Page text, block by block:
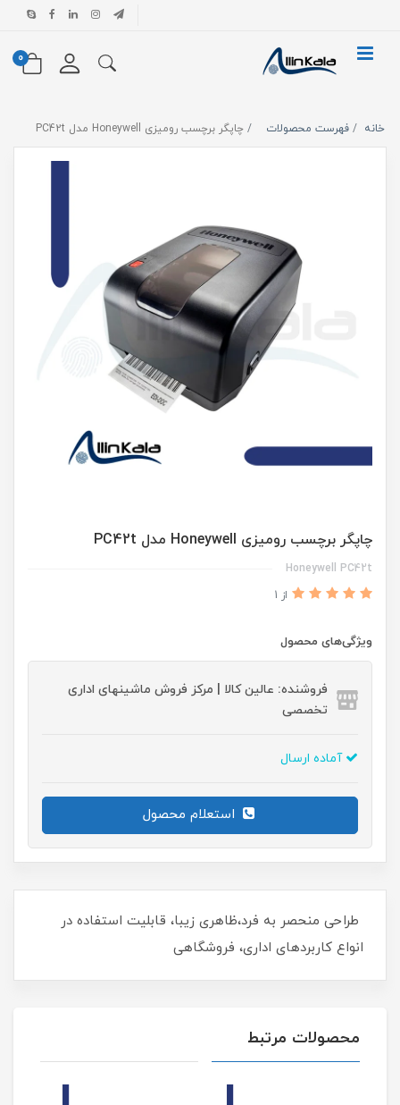
0
خانه فهرست محصولات چاپگر برچسب رومیزی Honeywell مدل PC42t
چاپگر برچسب رومیزی Honeywell مدل PC42t
Honeywell PC42t
از 1
ویژگی‌های محصول
فروشنده: عالین کالا | مرکز فروش ماشینهای اداری
تخصصی
آماده ارسال
طراحی منحصر به فرد،ظاهری زیبا، قابلیت استفاده در
انواع کاربردهای اداری، فروشگاهی
محصولات مرتبط